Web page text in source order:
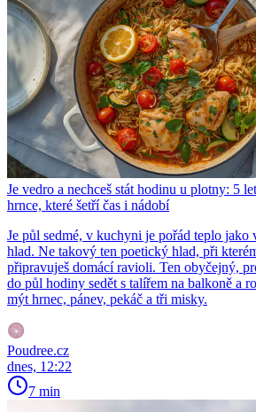
Je vedro a nechceš stát hodinu u plotny: 5
hrnce, které šetří čas i nádobí
Je půl sedmé, v kuchyni je pořád teplo jako
hlad. Ne takový ten poetický hlad, při
připravuješ domácí ravioli. Ten obyčejný,
do půl hodiny sedět s talířem na balkoně a
mýt hrnec, pánev, pekáč a tři misky.
Poudree.cz
dnes, 12:22
7 min